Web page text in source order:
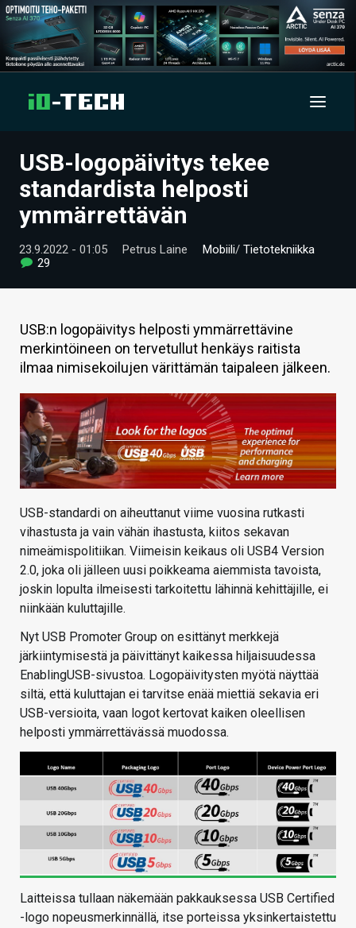
UUTISET
ARTIKKELIT
VIDEOT
HINTA.FI
KAUPPA
VAIHDA TEEMA
HAKU
USB-logopäivitys tekee
standardista helposti
ymmärrettävän
23.9.2022 - 01:05 Petrus Laine Mobiili/ Tietotekniikka
29
USB:n logopäivitys helposti ymmärrettävine
merkintöineen on tervetullut henkäys raitista
ilmaa nimisekoilujen värittämän taipaleen jälkeen.
USB-standardi on aiheuttanut viime vuosina rutkasti
vihastusta ja vain vähän ihastusta, kiitos sekavan
nimeämispolitiikan. Viimeisin keikaus oli USB4 Version
2.0, joka oli jälleen uusi poikkeama aiemmista tavoista,
joskin lopulta ilmeisesti tarkoitettu lähinnä kehittäjille, ei
niinkään kuluttajille.
Nyt USB Promoter Group on esittänyt merkkejä
järkiintymisestä ja päivittänyt kaikessa hiljaisuudessa
EnablingUSB-sivustoa. Logopäivitysten myötä näyttää
siltä, että kuluttajan ei tarvitse enää miettiä sekavia eri
USB-versioita, vaan logot kertovat kaiken oleellisen
helposti ymmärrettävässä muodossa.
Laitteissa tullaan näkemään pakkauksessa USB Certified
-logo nopeusmerkinnällä, itse porteissa yksinkertaistettu